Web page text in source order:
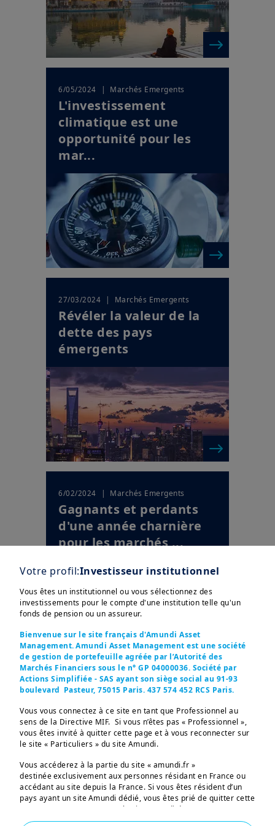
6/05/2024 | Marchés Emergents
L'investissement
climatique est une
opportunité pour les
mar...
27/03/2024 | Marchés Emergents
Révéler la valeur de la
dette des pays
émergents
6/02/2024 | Marchés Emergents
Gagnants et perdants
d'une année charnière
pour les marchés ...
Votre profil:Investisseur institutionnel
Vous êtes un institutionnel ou vous sélectionnez des
investissements pour le compte d'une institution telle qu'un
fonds de pension ou un assureur.
Bienvenue sur le site français d'Amundi Asset
Management. Amundi Asset Management est une société
de gestion de portefeuille agréée par l’Autorité des
Marchés Financiers sous le n° GP 04000036. Société par
Actions Simplifiée - SAS ayant son siège social au 91-93
boulevard Pasteur, 75015 Paris. 437 574 452 RCS Paris.
Vous vous connectez à ce site en tant que Professionnel au
sens de la Directive MIF. Si vous n’êtes pas « Professionnel »,
vous êtes invité à quitter cette page et à vous reconnecter sur
le site « Particuliers » du site Amundi.
Vous accéderez à la partie du site « amundi.fr »
destinée exclusivement aux personnes résidant en France ou
accédant au site depuis la France. Si vous êtes résident d’un
pays ayant un site Amundi dédié, vous êtes prié de quitter cette
page et vous connecter sur le site Amundi de votre pays.
informations sont destinées exclusivement aux
“Professionnels” au sens de la Directive
39/CE du 21 avril 2004 « MIF »  et des articles 314-4 et
du Règlement Général de l’AMF. Elles ne s’adressent
au grand public ou aux particuliers non-professionnels
sens de toute règlementation locale, ni aux “US Persons”,
que cette expression est définie par la «Regulation S» de
Securities and Exchange Commission en vertu du U.S.
Act de 1933.